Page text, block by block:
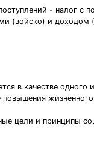
- налог с
(войско) и
в качестве одного
цели и принципы